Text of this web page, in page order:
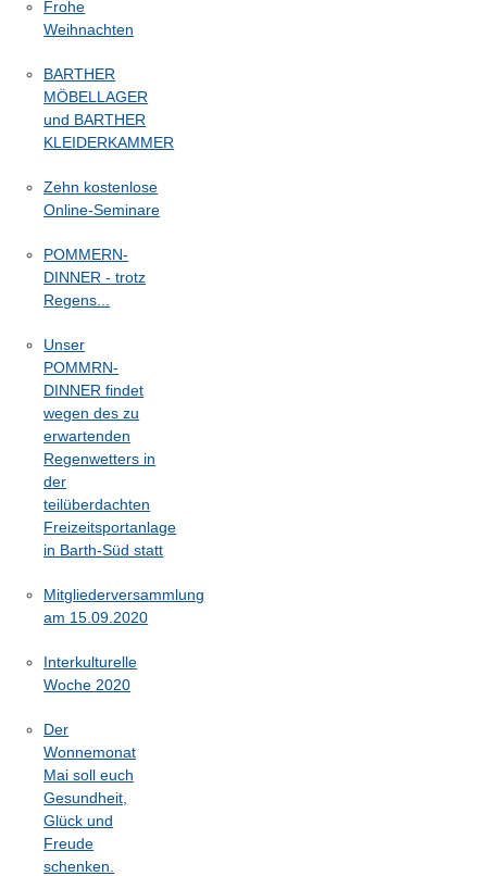
Frohe
Weihnachten
BARTHER
MÖBELLAGER
und BARTHER
KLEIDERKAMMER
Zehn kostenlose
Online-Seminare
POMMERN-
DINNER - trotz
Regens...
Unser
POMMRN-
DINNER findet
wegen des zu
erwartenden
Regenwetters in
der
teilüberdachten
Freizeitsportanlage
in Barth-Süd statt
Mitgliederversammlung
am 15.09.2020
Interkulturelle
Woche 2020
Der
Wonnemonat
Mai soll euch
Gesundheit,
Glück und
Freude
schenken.